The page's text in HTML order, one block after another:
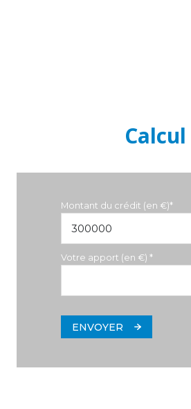
Montant du crédit (en €)*
Votre apport (en €) *
ENVOYER